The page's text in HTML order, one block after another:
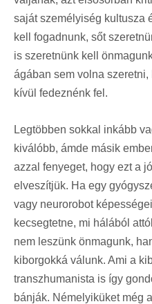
saját személyiség kultusza
kell fogadnunk, sőt
is szeretnünk kell
ágában sem volna
kívül fedeznénk fel.
Legtöbben sokkal inkább
kiválóbb, ámde másik
azzal fenyeget, hogy ezt a
elveszítjük. Ha egy
vagy neurorobot
kecsegtetne, mi hálából
nem leszünk önmagunk,
kiborgokká válunk. Ami a
transzhumanista is így
bánják. Némelyiküket még